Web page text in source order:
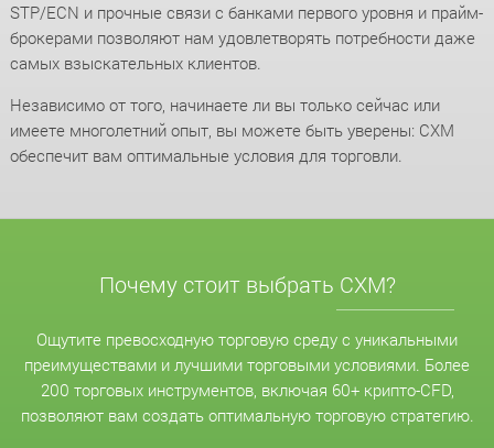
STP/ECN и прочные связи с банками первого уровня и прайм-
брокерами позволяют нам удовлетворять потребности даже
самых взыскательных клиентов.
Независимо от того, начинаете ли вы только сейчас или
имеете многолетний опыт, вы можете быть уверены: CXM
обеспечит вам оптимальные условия для торговли.
Почему стоит выбрать CXM?
Ощутите превосходную торговую среду с уникальными
преимуществами и лучшими торговыми условиями. Более
200 торговых инструментов, включая 60+ крипто-CFD,
позволяют вам создать оптимальную торговую стратегию.